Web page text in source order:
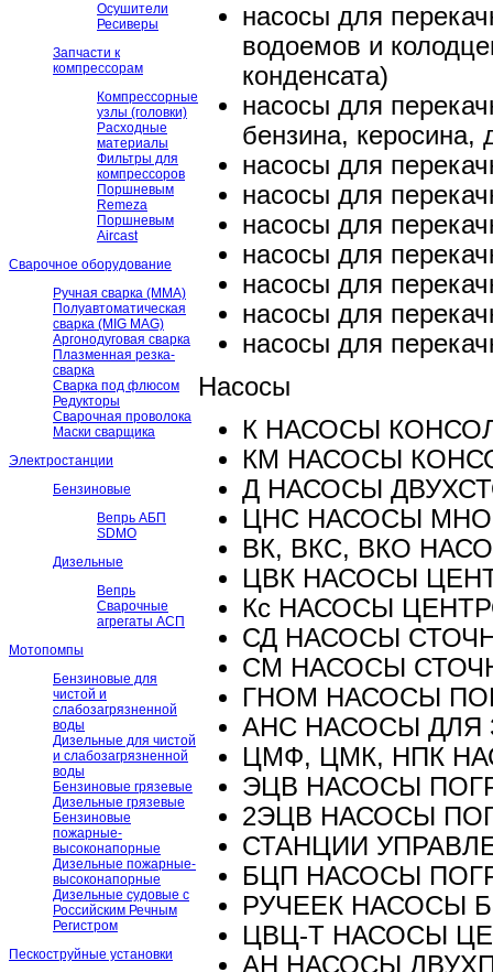
Осушители
Ресиверы
Запчасти к
компрессорам
Компрессорные
узлы (головки)
Расходные
материалы
Фильтры для
компрессоров
Поршневым
Remeza
Поршневым
Aircast
Сварочное оборудование
Ручная сварка (ММА)
Полуавтоматическая
сварка (MIG MAG)
Аргонодуговая сварка
Плазменная резка-
сварка
Сварка под флюсом
Редукторы
Сварочная проволока
Маски сварщика
Электростанции
Бензиновые
Вепрь АБП
SDMO
Дизельные
Вепрь
Сварочные
агрегаты АСП
Мотопомпы
Бензиновые для
чистой и
слабозагрязненной
воды
Дизельные для чистой
и слабозагрязненной
воды
Бензиновые грязевые
Дизельные грязевые
Бензиновые
пожарные-
высоконапорные
Дизельные пожарные-
высоконапорные
Дизельные судовые с
Российским Речным
Регистром
Пескоструйные установки
насосы для
водоемов и
конденсата)
насосы для
бензина, керосина,
насосы для
насосы для
насосы для
насосы для
насосы для
насосы для
насосы для
Насосы
К НАСОСЫ
КМ НАСОСЫ
Д НАСОСЫ
ЦНС НАСОСЫ
ВК, ВКС, ВКО
ЦВК НАСОСЫ
Кс НАСОСЫ
СД НАСОСЫ
СМ НАСОСЫ
ГНОМ НАСОСЫ
АНС НАСОСЫ ДЛЯ
ЦМФ, ЦМК, НПК
ЭЦВ НАСОСЫ
2ЭЦВ НАСОСЫ
СТАНЦИИ
БЦП НАСОСЫ
РУЧЕЕК НАСОСЫ
ЦВЦ-Т НАСОСЫ
АН НАСОСЫ